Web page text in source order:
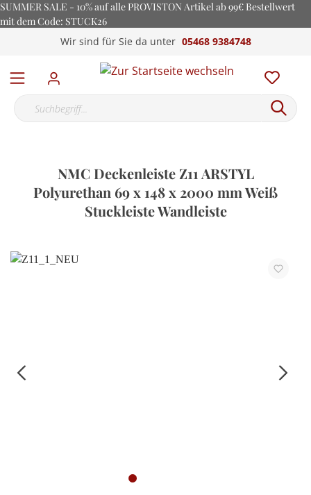
SUMMER SALE - 10% auf alle PROVISTON Artikel ab 99€ Bestellwert
mit dem Code: STUCK26
Wir sind für Sie da unter 05468 9384748
NMC Deckenleiste Z11 ARSTYL
Polyurethan 69 x 148 x 2000 mm Weiß
Stuckleiste Wandleiste